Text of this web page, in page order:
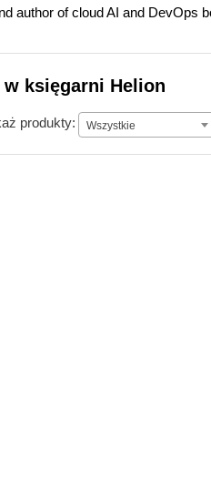
author of cloud AI and DevOps
w księgarni Helion
produkty: Wszystkie